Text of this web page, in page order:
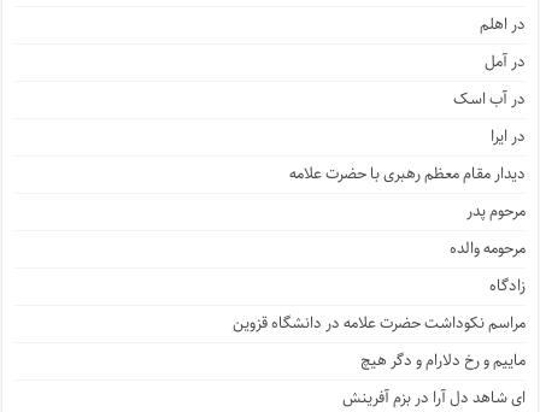
در اهلم
در آمل
در آب اسک
در ایرا
دیدار مقام معظم رهبری با حضرت علامه
مرحوم پدر
مرحومه والده
زادگاه
مراسم نکوداشت حضرت علامه در دانشگاه قزوین
ماییم و رخ دلارام و دگر هیچ
ای شاهد دل آرا در بزم آفرینش